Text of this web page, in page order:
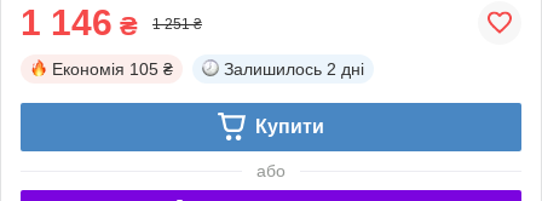
1 146 ₴ 1 251 ₴
Економія 105 ₴ Залишилось 2 дні
Купити
або